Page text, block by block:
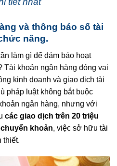
và thông báo số tài
năng.
làm gì để đảm bảo hoạt
Tài khoản ngân hàng đóng vai
kinh doanh và giao dịch tài
pháp luật không bắt buộc
ngân hàng, nhưng với
các giao dịch trên 20 triệu
khoản, việc sở hữu tài
thiết.